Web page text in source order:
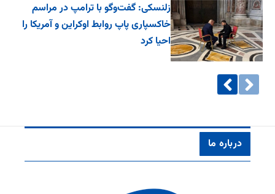
زلنسکی: گفت‌وگو با ترامپ در مراسم
خاکسپاری پاپ روابط اوکراین و آمریکا را
احیا کرد
درباره ما